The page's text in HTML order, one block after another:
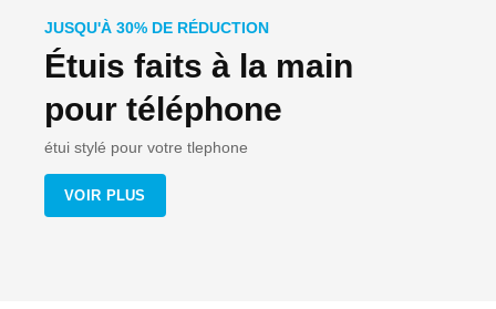
JUSQU'À 30% DE RÉDUCTION
Étuis faits à la main
pour téléphone
étui stylé pour votre tlephone
VOIR PLUS